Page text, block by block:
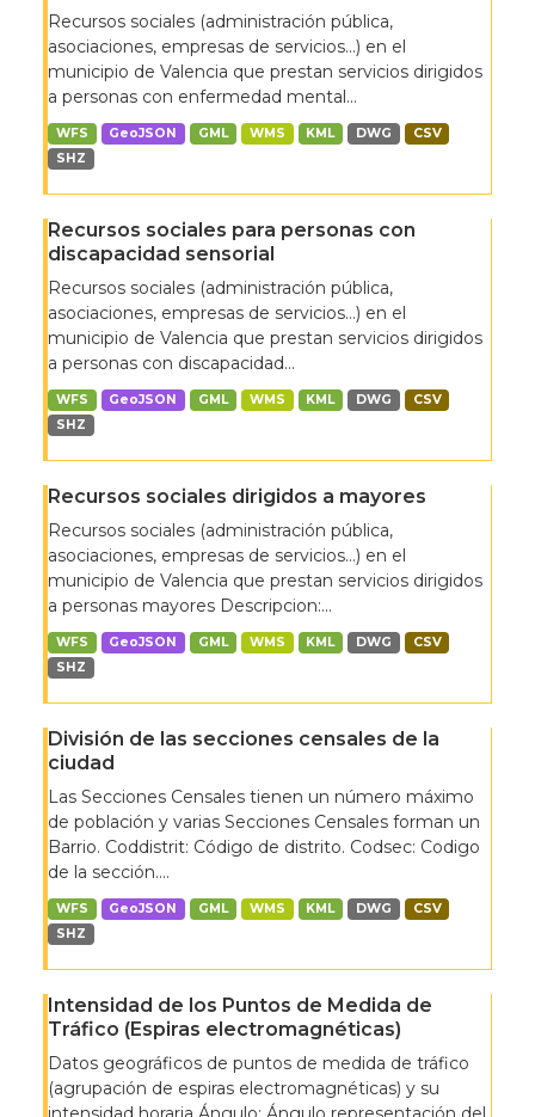
Recursos sociales (administración pública,
asociaciones, empresas de servicios…) en el
municipio de Valencia que prestan servicios dirigidos
a personas con enfermedad mental...
WFS GeoJSON GML WMS KML DWG
CSV
SHZ
Recursos sociales para personas con
discapacidad sensorial
Recursos sociales (administración pública,
asociaciones, empresas de servicios…) en el
municipio de Valencia que prestan servicios dirigidos
a personas con discapacidad...
WFS GeoJSON GML WMS KML DWG
CSV
SHZ
Recursos sociales dirigidos a mayores
Recursos sociales (administración pública,
asociaciones, empresas de servicios…) en el
municipio de Valencia que prestan servicios dirigidos
a personas mayores Descripcion:...
WFS GeoJSON GML WMS KML DWG
CSV
SHZ
División de las secciones censales de la
ciudad
Las Secciones Censales tienen un número máximo
de población y varias Secciones Censales forman un
Barrio. Coddistrit: Código de distrito. Codsec: Codigo
de la sección....
WFS GeoJSON GML WMS KML DWG
CSV
SHZ
Intensidad de los Puntos de Medida de
Tráfico (Espiras electromagnéticas)
Datos geográficos de puntos de medida de tráfico
(agrupación de espiras electromagnéticas) y su